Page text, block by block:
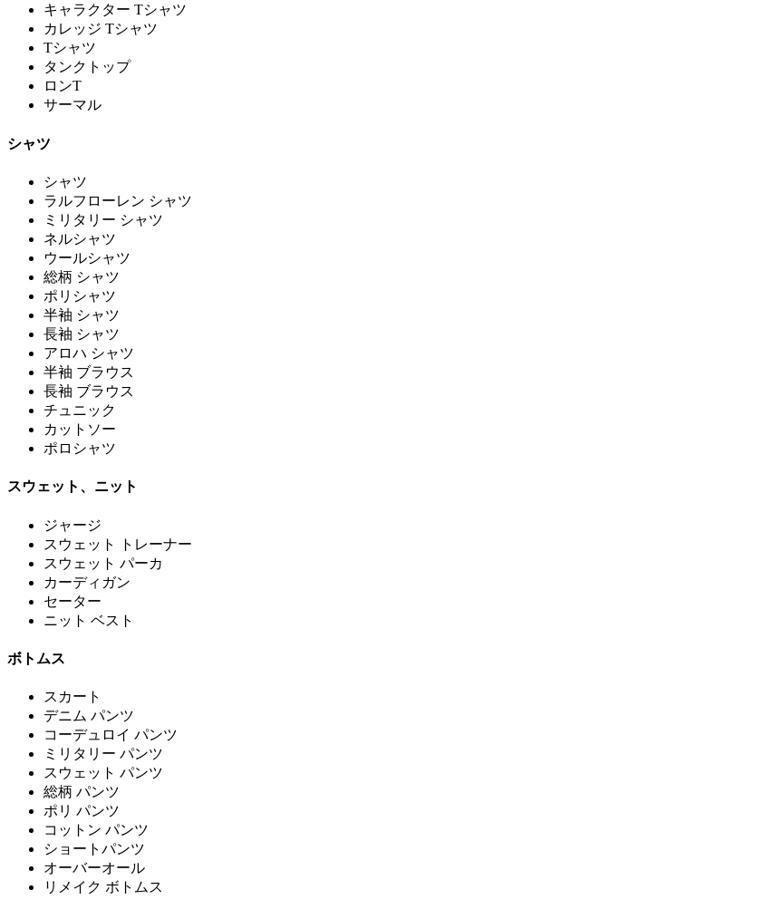
キャラクター Tシャツ
カレッジ Tシャツ
Tシャツ
タンクトップ
ロンT
サーマル
シャツ
シャツ
ラルフローレン シャツ
ミリタリー シャツ
ネルシャツ
ウールシャツ
総柄 シャツ
ポリシャツ
半袖 シャツ
長袖 シャツ
アロハ シャツ
半袖 ブラウス
長袖 ブラウス
チュニック
カットソー
ポロシャツ
スウェット、ニット
ジャージ
スウェット トレーナー
スウェット パーカ
カーディガン
セーター
ニット ベスト
ボトムス
スカート
デニム パンツ
コーデュロイ パンツ
ミリタリー パンツ
スウェット パンツ
総柄 パンツ
ポリ パンツ
コットン パンツ
ショートパンツ
オーバーオール
リメイク ボトムス